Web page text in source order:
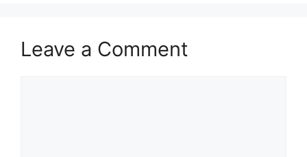
Leave a Comment